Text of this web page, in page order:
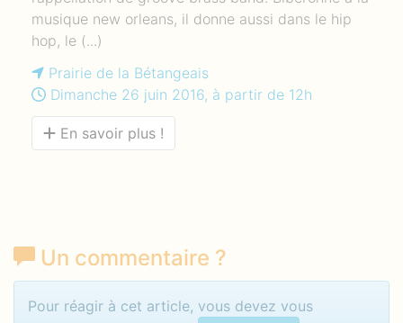
musique new orleans, il donne aussi dans le hip
hop, le (...)
Prairie de la Bétangeais
Dimanche 26 juin 2016, à partir de 12h
En savoir plus !
Un commentaire ?
Identifiez-vous pour commenter
Pour réagir à cet article, vous devez vous